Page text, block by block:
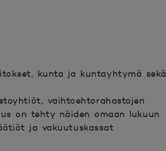
kunta ja kuntayhtymä sekä
vaihtoehtorahastojen
on tehty näiden omaan lukuun
ja vakuutuskassat